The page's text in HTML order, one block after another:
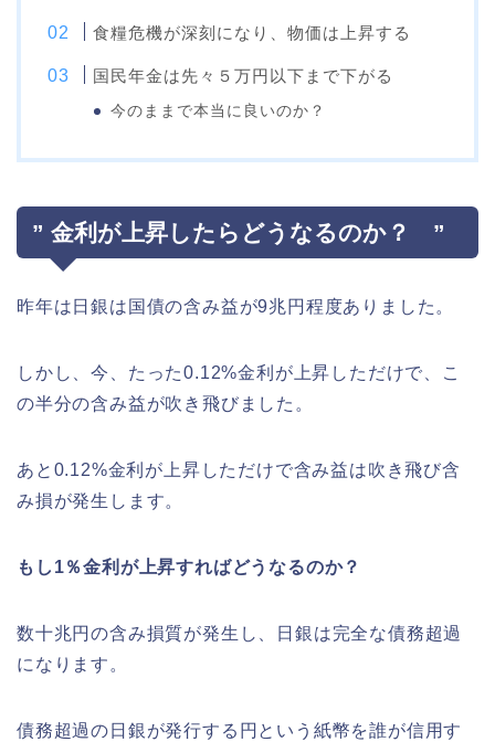
食糧危機が深刻になり、物価は上昇する
国民年金は先々５万円以下まで下がる
今のままで本当に良いのか？
” 金利が上昇したらどうなるのか？ ”
昨年は日銀は国債の含み益が9兆円程度ありました。
しかし、今、たった0.12%金利が上昇しただけで、こ
の半分の含み益が吹き飛びました。
あと0.12%金利が上昇しただけで含み益は吹き飛び含
み損が発生します。
もし1％金利が上昇すればどうなるのか？
数十兆円の含み損質が発生し、日銀は完全な債務超過
になります。
債務超過の日銀が発行する円という紙幣を誰が信用す